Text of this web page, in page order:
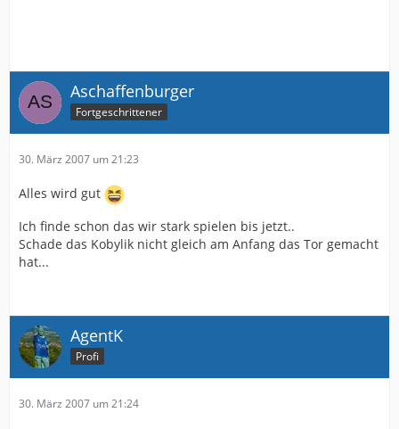
Aschaffenburger
Fortgeschrittener
30. März 2007 um 21:23
Alles wird gut
Ich finde schon das wir stark spielen bis jetzt..
Schade das Kobylik nicht gleich am Anfang das Tor gemacht
hat...
AgentK
Profi
30. März 2007 um 21:24